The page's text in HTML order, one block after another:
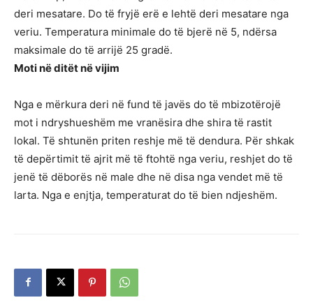
deri mesatare. Do të fryjë erë e lehtë deri mesatare nga
veriu. Temperatura minimale do të bjerë në 5, ndërsa
maksimale do të arrijë 25 gradë.
Moti në ditët në vijim
Nga e mërkura deri në fund të javës do të mbizotërojë
mot i ndryshueshëm me vranësira dhe shira të rastit
lokal. Të shtunën priten reshje më të dendura. Për shkak
të depërtimit të ajrit më të ftohtë nga veriu, reshjet do të
jenë të dëborës në male dhe në disa nga vendet më të
larta. Nga e enjtja, temperaturat do të bien ndjeshëm.